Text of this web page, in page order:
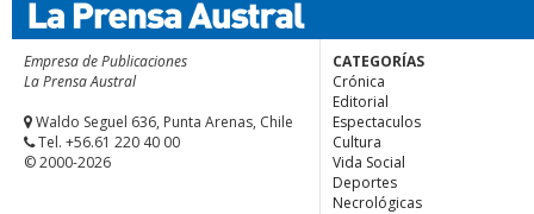
Empresa de Publicaciones
La Prensa Austral
Waldo Seguel 636, Punta Arenas, Chile
Tel. +56.61 220 40 00
© 2000-2026
CATEGORÍAS
Crónica
Editorial
Espectaculos
Cultura
Vida Social
Deportes
Necrológicas